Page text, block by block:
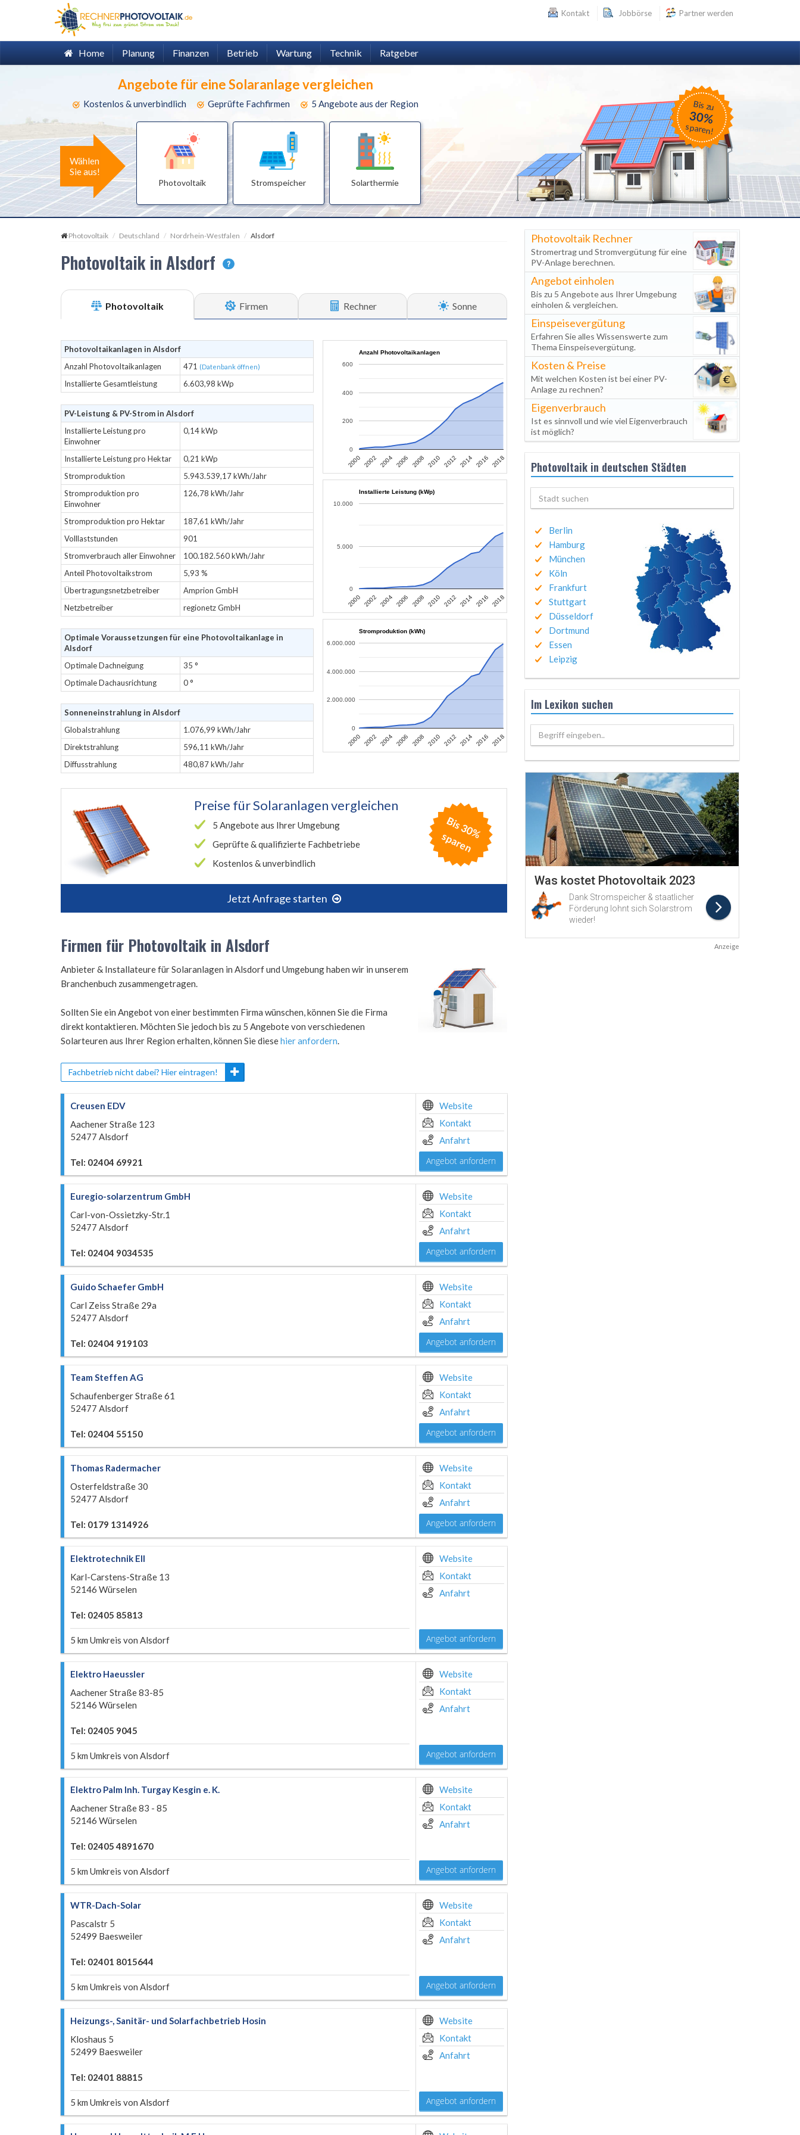
Kontakt Jobbörse Partner werden
Home Planung Finanzen Betrieb Wartung Technik Ratgeber
Angebote für eine Solaranlage vergleichen
Kostenlos & unverbindlich Geprüfte Fachfirmen 5 Angebote aus der Region
Wählen
Sie aus!
Photovoltaik Stromspeicher Solarthermie
Bis zu
30%
sparen!
Photovoltaik Deutschland Nordrhein-Westfalen Alsdorf
Photovoltaik in Alsdorf ?
Photovoltaik Firmen Rechner Sonne
Photovoltaikanlagen in Alsdorf
Anzahl Photovoltaikanlagen
471 (Datenbank öffnen)
Installierte Gesamtleistung 6.603,98 kWp
PV-Leistung & PV-Strom in Alsdorf
Installierte Leistung pro
Einwohner
0,14 kWp
Installierte Leistung pro Hektar
0,21 kWp
Stromproduktion
5.943.539,17 kWh/Jahr
Stromproduktion pro
Einwohner
126,78 kWh/Jahr
Stromproduktion pro Hektar
187,61 kWh/Jahr
Volllaststunden
901
Stromverbrauch aller Einwohner
100.182.560 kWh/Jahr
Anteil Photovoltaikstrom
5,93 %
Übertragungsnetzbetreiber
Amprion GmbH
Netzbetreiber
regionetz GmbH
Optimale Voraussetzungen für eine Photovoltaikanlage in
Alsdorf
Optimale Dachneigung
35 °
Optimale Dachausrichtung
0 °
Sonneneinstrahlung in Alsdorf
Globalstrahlung
1.076,99 kWh/Jahr
Direktstrahlung
596,11 kWh/Jahr
Diffusstrahlung
480,87 kWh/Jahr
Anzahl Photovoltaikanlagen
2000 2002 2004 2006 2008 2010 2012 2014 2016 2018
0
200
400
600
Installierte Leistung (kWp)
2000 2002 2004 2006 2008 2010 2012 2014 2016 2018
0
5.000
10.000
Stromproduktion (kWh)
2000 2002 2004 2006 2008 2010 2012 2014 2016 2018
0
2.000.000
4.000.000
6.000.000
Preise fürSolaranlagen vergleichen
5 Angebote aus Ihrer Umgebung
Geprüfte & qualifizierte Fachbetriebe
Kostenlos & unverbindlich
Jetzt Anfrage starten
B
is
3
0
%
s
p
a
r
e
n
Firmen für Photovoltaik in Alsdorf
Anbieter & Installateure für Solaranlagen in Alsdorf und Umgebung haben wir in unserem
Branchenbuch zusammengetragen.
Sollten Sie ein Angebot von einer bestimmten Firma wünschen, können Sie die Firma
direkt kontaktieren. Möchten Sie jedoch bis zu 5 Angebote von verschiedenen
Solarteuren aus Ihrer Region erhalten, können Sie diesehier anfordern.
Fachbetrieb nicht dabei? Hier eintragen!
Creusen EDV
Aachener Straße 123
52477 Alsdorf
Tel: 02404 69921
Website
Kontakt
Anfahrt
Angebot anfordern
Euregio-solarzentrum GmbH
Carl-von-Ossietzky-Str.1
52477 Alsdorf
Tel: 02404 9034535
Website
Kontakt
Anfahrt
Angebot anfordern
Guido Schaefer GmbH
Carl Zeiss Straße 29a
52477 Alsdorf
Tel: 02404 919103
Website
Kontakt
Anfahrt
Angebot anfordern
Team Steffen AG
Schaufenberger Straße 61
52477 Alsdorf
Tel: 02404 55150
Website
Kontakt
Anfahrt
Angebot anfordern
Thomas Radermacher
Osterfeldstraße 30
52477 Alsdorf
Tel: 0179 1314926
Website
Kontakt
Anfahrt
Angebot anfordern
Elektrotechnik Ell
Karl-Carstens-Straße 13
52146 Würselen
Tel: 02405 85813
5 km Umkreis von Alsdorf
Website
Kontakt
Anfahrt
Angebot anfordern
Elektro Haeussler
Aachener Straße 83-85
52146 Würselen
Tel: 02405 9045
5 km Umkreis von Alsdorf
Website
Kontakt
Anfahrt
Angebot anfordern
Elektro Palm Inh. Turgay Kesgin e. K.
Aachener Straße 83 - 85
52146 Würselen
Tel: 02405 4891670
5 km Umkreis von Alsdorf
Website
Kontakt
Anfahrt
Angebot anfordern
WTR-Dach-Solar
Pascalstr 5
52499 Baesweiler
Tel: 02401 8015644
5 km Umkreis von Alsdorf
Website
Kontakt
Anfahrt
Angebot anfordern
Heizungs-, Sanitär- und Solarfachbetrieb Hosin
Kloshaus 5
52499 Baesweiler
Tel: 02401 88815
5 km Umkreis von Alsdorf
Website
Kontakt
Anfahrt
Angebot anfordern
Photovoltaik Rechner
Stromertrag und Stromvergütung für eine
PV-Anlage berechnen.
Angebot einholen
Bis zu 5 Angebote aus Ihrer Umgebung
einholen & vergleichen.
Einspeisevergütung
Erfahren Sie alles Wissenswerte zum
Thema Einspeisevergütung.
Kosten & Preise
Mit welchen Kosten ist bei einer PV-
Anlage zu rechnen?
Eigenverbrauch
Ist es sinnvoll und wie viel Eigenverbrauch
ist möglich?
Photovoltaik in deutschen Städten
Berlin
Hamburg
München
Köln
Frankfurt
Stuttgart
Düsseldorf
Dortmund
Essen
Leipzig
Im Lexikon suchen
Begriff eingeben..
Anzeige